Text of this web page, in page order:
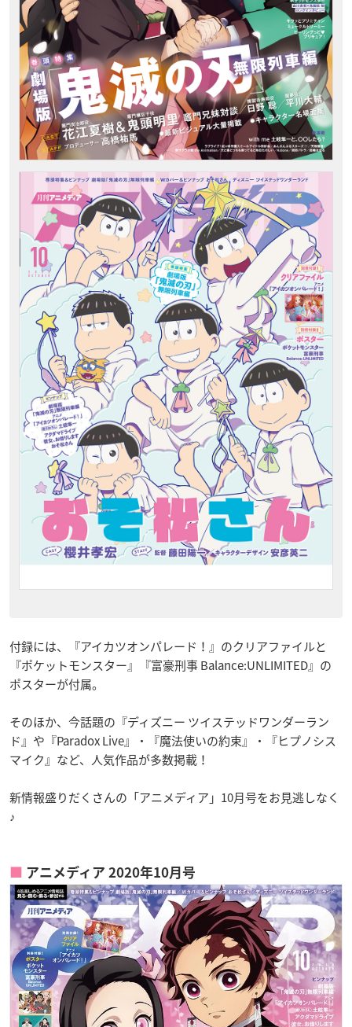
付録には、『アイカツオンパレード！』のクリアファイルと
『ポケットモンスター』『富豪刑事 Balance:UNLIMITED』の
ポスターが付属。
そのほか、今話題の『ディズニー ツイステッドワンダーラン
ド』や『Paradox Live』・『魔法使いの約束』・『ヒプノシス
マイク』など、人気作品が多数掲載！
新情報盛りだくさんの「アニメディア」10月号をお見逃しなく
♪
アニメディア 2020年10月号